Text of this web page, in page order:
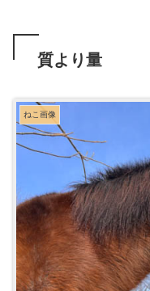
質より量
ねこ画像